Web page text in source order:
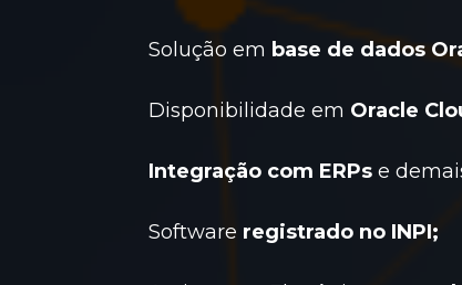
Solução em base de dados
Disponibilidade em Oracle
Integração com ERPse
Software registrado no INPI;